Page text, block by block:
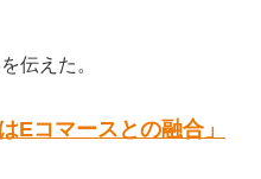
伝えた。
Eコマースとの融合」